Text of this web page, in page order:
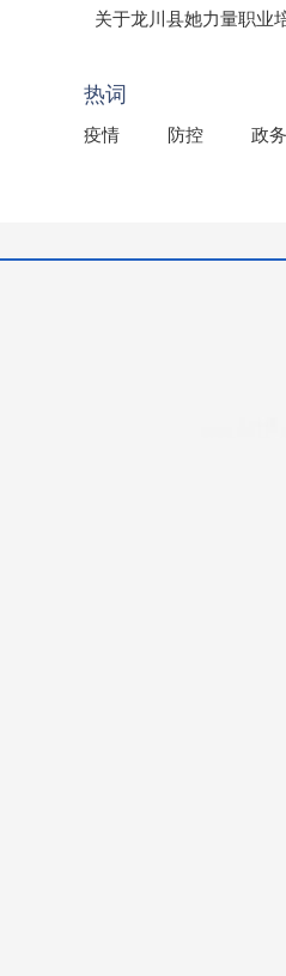
（龙市监罚送告〔2026
关于龙川县她力量职业
热词
疫情 防控 政